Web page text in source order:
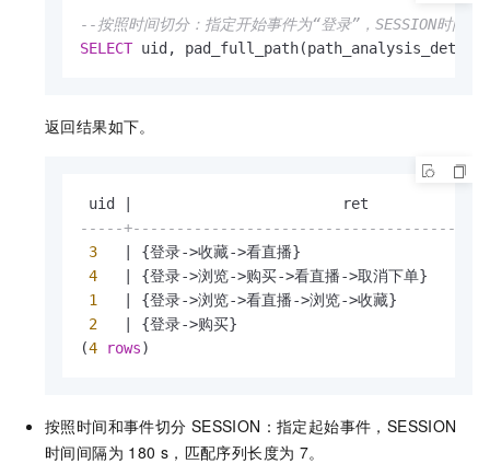
--按照时间切分：指定开始事件为“登录”，SESSION时
SELECT uid,
返回结果如下。
uid
-----
3
{登录->收藏->看直播}
4
{登录->浏览->购买->看直播->取消下单}
1
{登录->浏览->看直播->浏览->收藏}
2
{登录->购买}
(4 rows)
按照时间和事件切分 SESSION：指定起始事件，SESSION
时间间隔为 180 s，匹配序列长度为 7。